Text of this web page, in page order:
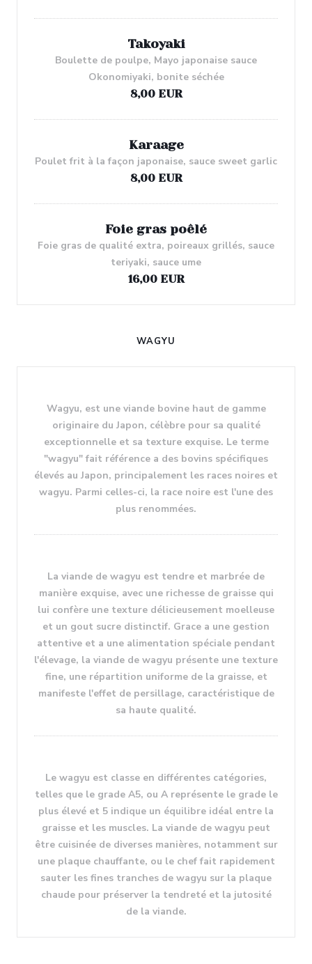
Takoyaki
Boulette de poulpe, Mayo japonaise sauce
Okonomiyaki, bonite séchée
8,00 EUR
Karaage
Poulet frit à la façon japonaise, sauce sweet garlic
8,00 EUR
Foie gras poêlé
Foie gras de qualité extra, poireaux grillés, sauce
teriyaki, sauce ume
16,00 EUR
WAGYU
Wagyu, est une viande bovine haut de gamme
originaire du Japon, célèbre pour sa qualité
exceptionnelle et sa texture exquise. Le terme
"wagyu" fait référence a des bovins spécifiques
élevés au Japon, principalement les races noires et
wagyu. Parmi celles-ci, la race noire est l'une des
plus renommées.
La viande de wagyu est tendre et marbrée de
manière exquise, avec une richesse de graisse qui
lui confère une texture délicieusement moelleuse
et un gout sucre distinctif. Grace a une gestion
attentive et a une alimentation spéciale pendant
l'élevage, la viande de wagyu présente une texture
fine, une répartition uniforme de la graisse, et
manifeste l'effet de persillage, caractéristique de
sa haute qualité.
Le wagyu est classe en différentes catégories,
telles que le grade A5, ou A représente le grade le
plus élevé et 5 indique un équilibre idéal entre la
graisse et les muscles. La viande de wagyu peut
être cuisinée de diverses manières, notamment sur
une plaque chauffante, ou le chef fait rapidement
sauter les fines tranches de wagyu sur la plaque
chaude pour préserver la tendreté et la jutosité
de la viande.